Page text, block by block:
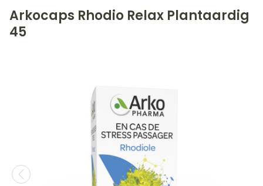
Arkocaps Rhodio Relax Plantaardig
45